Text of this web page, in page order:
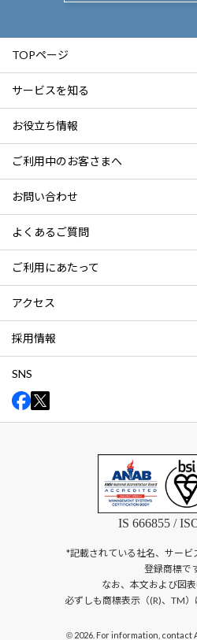
TOPページ
サービスを知る
お役立ち情報
ご利用中のお客さまへ
お問い合わせ
よくあるご質問
ご利用にあたって
アクセス
採用情報
SNS
IS 666855 /
*記載されている社名、サービ
登録商標です
なお、本文および図表
必ずしも商標表示（(R)、TM）
©2026. For information, contact